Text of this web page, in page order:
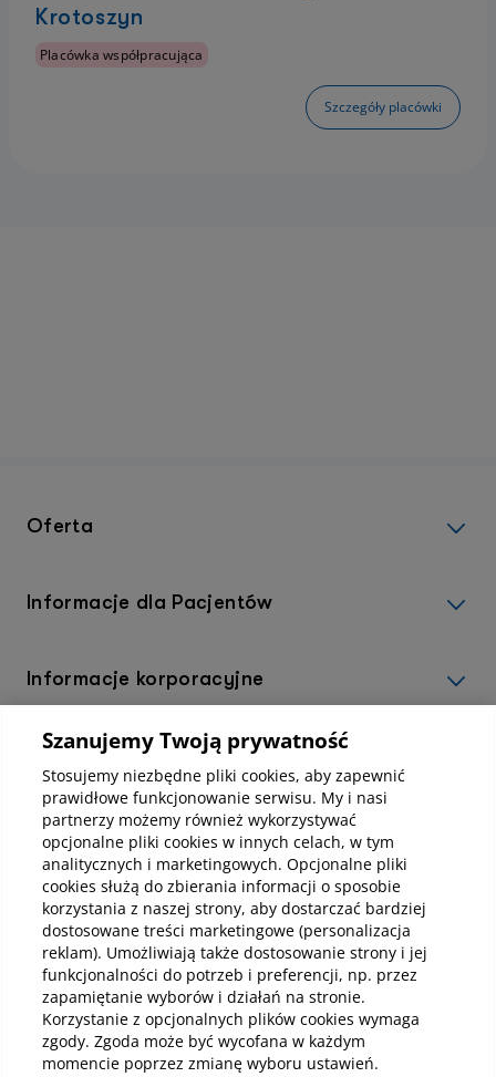
Krotoszyn
Placówka współpracująca
Szczegóły placówki
Oferta
Informacje dla Pacjentów
Informacje korporacyjne
Kup abonamenty online
Kup online
Pobierz aplikację mobilną
Szanujemy Twoją prywatność
Stosujemy niezbędne pliki cookies, aby zapewnić
prawidłowe funkcjonowanie serwisu. My i nasi
partnerzy możemy również wykorzystywać
opcjonalne pliki cookies w innych celach, w tym
analitycznych i marketingowych. Opcjonalne pliki
cookies służą do zbierania informacji o sposobie
korzystania z naszej strony, aby dostarczać bardziej
dostosowane treści marketingowe (personalizacja
reklam). Umożliwiają także dostosowanie strony i jej
funkcjonalności do potrzeb i preferencji, np. przez
zapamiętanie wyborów i działań na stronie.
Korzystanie z opcjonalnych plików cookies wymaga
zgody. Zgoda może być wycofana w każdym
momencie poprzez zmianę wyboru ustawień.